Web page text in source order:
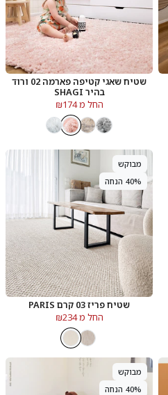
שטיח שאגי קטיפה פארמה 02 ורוד
בהיר SHAGI
החל מ ₪174
מבוקש
40% הנחה
שטיח פריז 03 קרם PARIS
החל מ ₪234
מבוקש
40% הנחה